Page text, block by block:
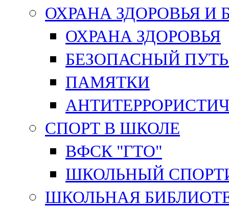
ОХРАНА ЗДОРОВЬЯ И
ОХРАНА ЗДОРОВЬЯ
БЕЗОПАСНЫЙ
ПАМЯТКИ
СПОРТ В ШКОЛЕ
ВФСК "ГТО"
ШКОЛЬНЫЙ
ШКОЛЬНАЯ